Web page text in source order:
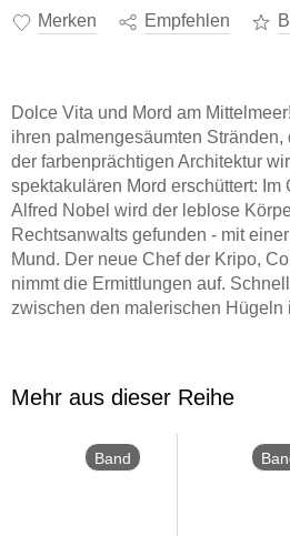
Merken Empfehlen
Dolce Vita und Mord am
ihren palmengesäumten Stränden,
der farbenprächtigen Architektur
spektakulären Mord erschüttert: Im
Alfred Nobel wird der leblose
Rechtsanwalts gefunden - mit
Mund. Der neue Chef der Kripo,
nimmt die Ermittlungen auf.
zwischen den malerischen Hügeln
Mehr aus dieser Reihe
Band